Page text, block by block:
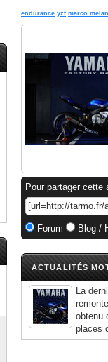
endurance yzf marco
Pour partager
Forum Blog /
ACTUALITÉS
La
obtenu
places